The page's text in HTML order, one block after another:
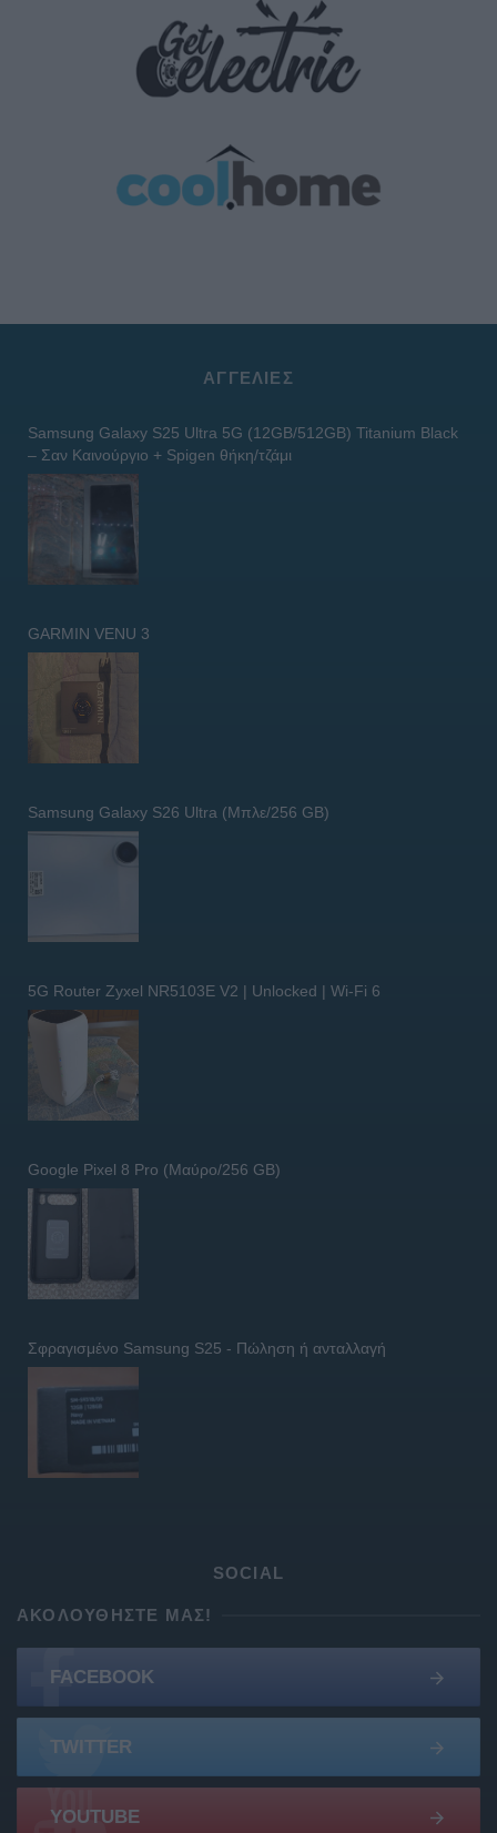
ΑΓΓΕΛΊΕΣ
Samsung Galaxy S25 Ultra 5G (12GB/512GB) Titanium Black
– Σαν Καινούργιο + Spigen θήκη/τζάμι
GARMIN VENU 3
Samsung Galaxy S26 Ultra (Μπλε/256 GB)
5G Router Zyxel NR5103E V2 | Unlocked | Wi-Fi 6
Google Pixel 8 Pro (Μαύρο/256 GB)
Σφραγισμένο Samsung S25 - Πώληση ή ανταλλαγή
SOCIAL
ΑΚΟΛΟΥΘΉΣΤΕ ΜΑΣ!
FACEBOOK
TWITTER
YOUTUBE